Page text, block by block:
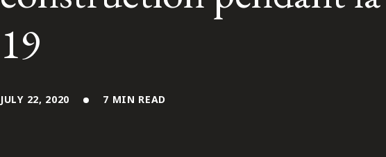
19
JULY 22, 2020 7 MIN READ